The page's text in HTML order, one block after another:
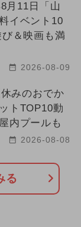
月11日「山
イベント10
＆映画も満
2026-08-09
みのおでか
トTOP10動
内プールも
2026-08-08
る